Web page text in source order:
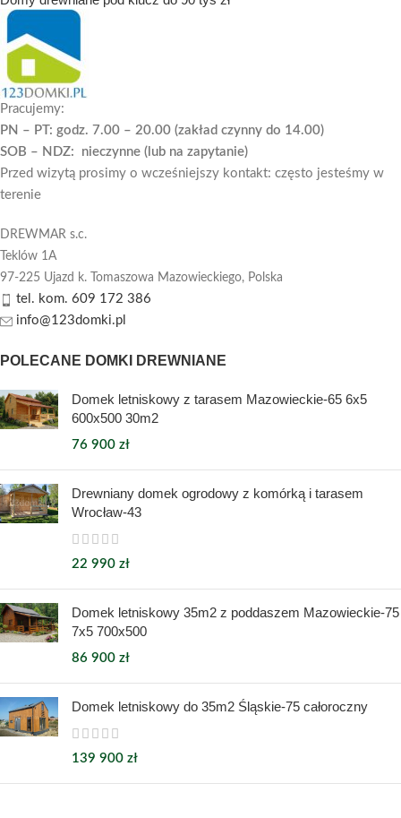
Pracujemy:
PN – PT: godz. 7.00 – 20.00 (zakład czynny do 14.00)
SOB – NDZ: nieczynne (lub na zapytanie)
Przed wizytą prosimy o wcześniejszy kontakt: często jesteśmy w
terenie
DREWMAR s.c.
Teklów 1A
97-225 Ujazd k. Tomaszowa Mazowieckiego, Polska
tel. kom. 609 172 386
info@123domki.pl
POLECANE DOMKI DREWNIANE
Domek letniskowy z tarasem Mazowieckie-65 6x5
600x500 30m2
76 900 zł
Drewniany domek ogrodowy z komórką i tarasem
Wrocław-43
22 990 zł
Domek letniskowy 35m2 z poddaszem Mazowieckie-75
7x5 700x500
86 900 zł
Domek letniskowy do 35m2 Śląskie-75 całoroczny
139 900 zł